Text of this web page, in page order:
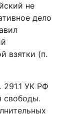
не
дело
взятки (п.
291.1 УК РФ
свободы.